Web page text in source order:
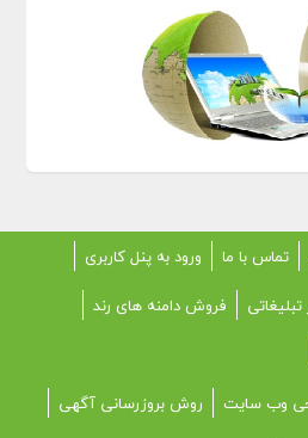
تماس با ما
ورود به پنل کاربری
فروش دامنه های رند
وب سایت
روش بروزرسانی آگهی